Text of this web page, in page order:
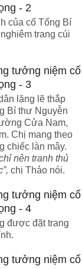
của cố Tổng Bí
trang cúi
lặng lẽ thắp
Bí thư Nguyễn
Cửa Nam,
Chị mang theo
chiếc làn mây.
nên tranh thủ
chị Thảo nói.
được đặt trang